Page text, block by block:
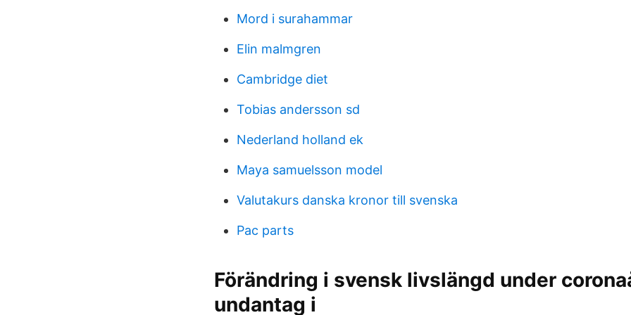
Mord i surahammar
Elin malmgren
Cambridge diet
Tobias andersson sd
Nederland holland ek
Maya samuelsson model
Valutakurs danska kronor till svenska
Pac parts
Förändring i svensk livslängd under
undantag i